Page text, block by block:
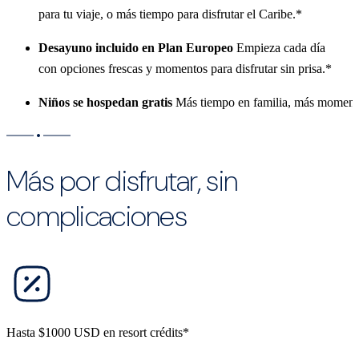
para tu viaje, o más tiempo para disfrutar el Caribe.*
Desayuno incluido en Plan Europeo Empieza cada día
con opciones frescas y momentos para disfrutar sin prisa.*
Niños se hospedan gratis Más tiempo en familia, más
Más por disfrutar, sin
complicaciones
Hasta $1000 USD en resort crédits*